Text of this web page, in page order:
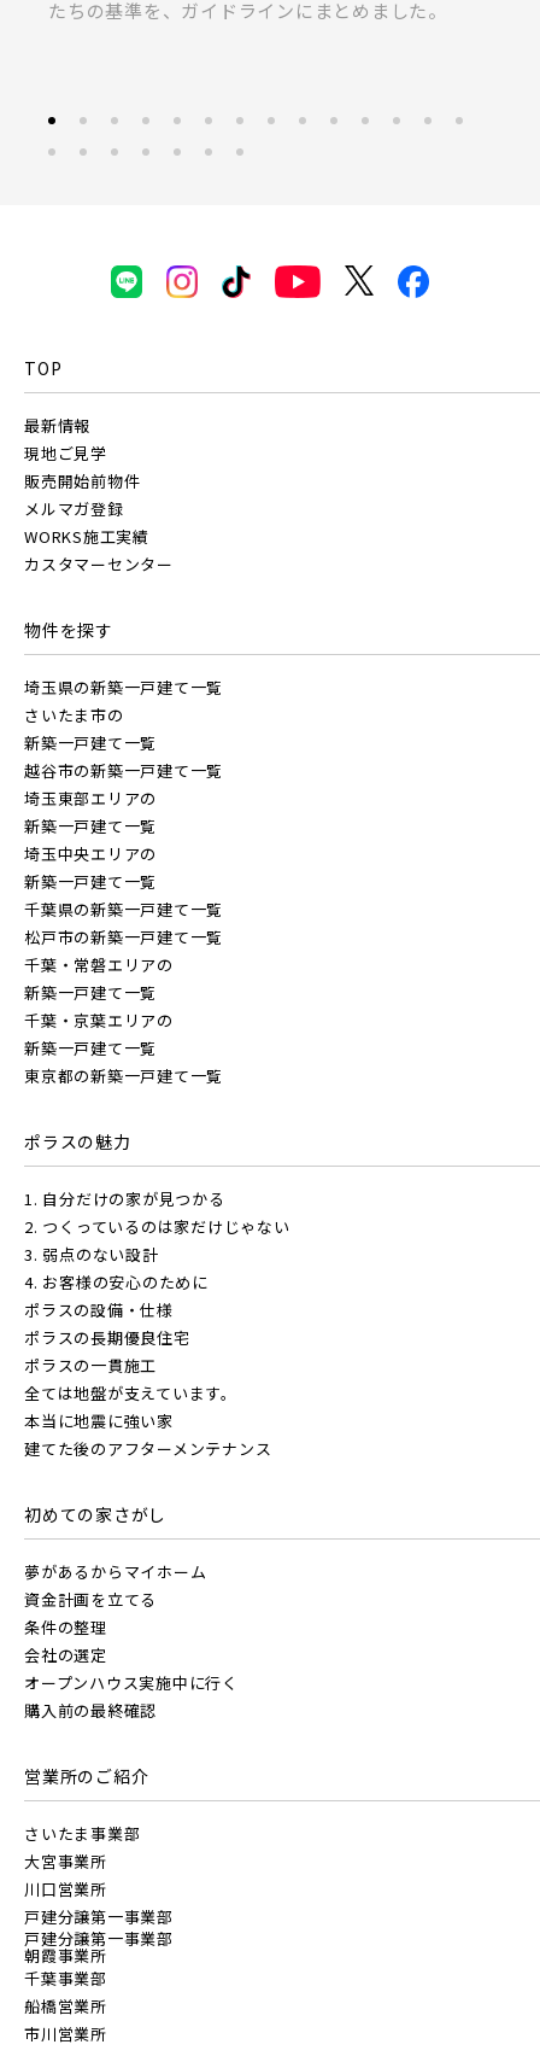
京成松戸線
京成成田スカイアクセス線
京成千葉線
西武線
西武池袋線
西武新宿線
西武有楽町線
西武豊島線
その他鉄道
東京メトロ有楽町線
東京メトロ千代田線
埼玉高速鉄道
東京メトロ東西線
埼玉新都市交通 [伊奈線]
つくばエクスプレス
都営大江戸線
土地面積50坪以上
三郷市(2)
幸手市(0) 吉川市(0)
市川市(5)
八千代市(1)
白井市(0)
千葉・常磐エリア(15)
守谷市(0) 松戸市(4)
柏市(3)
東京都(7)
練馬区(2)
江戸川区(1)
東久留米市(2)
駅から探す
JR
JR京浜東北線
JR埼京線
JR川越線
JR東北本線 [宇都宮線]
JR高崎線
JR武蔵野線
JR常磐線 [各駅停車]
JR常磐線 [快速]
地図から探す
見学OK
REASON市川 リファインドリビングコンセプト
地図にあるご希望の物件アイコンをクリックすると
見学OK
見学不可
テーマから探す
すぐに入居可能
地域
すべて
画像
すべて
キッチン
こだわり条件
指定なし
販売開始前の物件
ラス」の共同開発による無垢桐材の壁パネル。
TOP
最新情報
現地ご見学
販売開始前物件
メルマガ登録
WORKS施工実績
カスタマーセンター
物件を探す
埼玉県の新築一戸建て一覧
さいたま市の
新築一戸建て一覧
越谷市の新築一戸建て一覧
埼玉東部エリアの
新築一戸建て一覧
埼玉中央エリアの
新築一戸建て一覧
千葉県の新築一戸建て一覧
松戸市の新築一戸建て一覧
千葉・常磐エリアの
新築一戸建て一覧
千葉・京葉エリアの
新築一戸建て一覧
東京都の新築一戸建て一覧
ポラスの魅力
1. 自分だけの家が見つかる
2. つくっているのは家だけじゃない
3. 弱点のない設計
4. お客様の安心のために
ポラスの設備・仕様
ポラスの長期優良住宅
ポラスの一貫施工
全ては地盤が支えています。
本当に地震に強い家
建てた後のアフターメンテナンス
初めての家さがし
夢があるからマイホーム
資金計画を立てる
条件の整理
会社の選定
オープンハウス実施中に行く
購入前の最終確認
営業所のご紹介
さいたま事業部
大宮事業所
川口営業所
戸建分譲第一事業部
戸建分譲第一事業部
朝霞事業所
千葉事業部
船橋営業所
市川営業所